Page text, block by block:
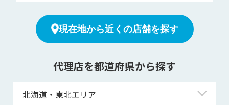
現在地から近くの店舗を探す
代理店を都道府県から探す
北海道・東北エリア